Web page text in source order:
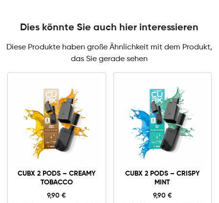
Dies könnte Sie auch hier interessieren
Diese Produkte haben große Ähnlichkeit mit dem Produkt,
das Sie gerade sehen
CUBX 2 PODS – CREAMY
TOBACCO
9,90€
CUBX 2 PODS – CRISPY
MINT
9,90 €